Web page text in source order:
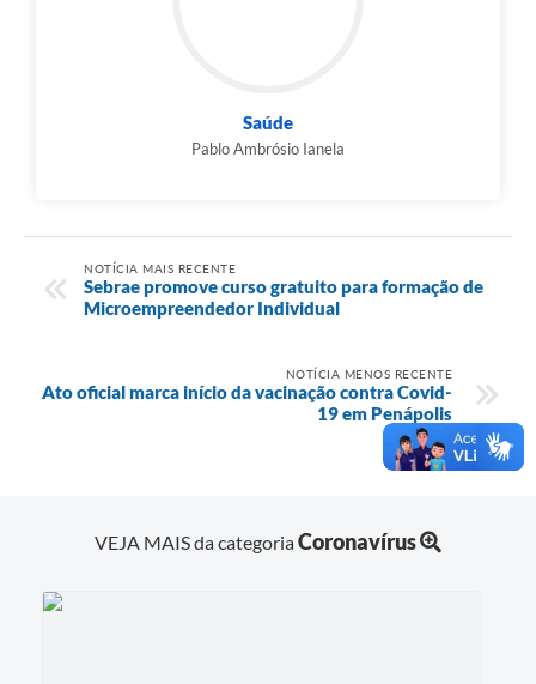
Saúde
Pablo Ambrósio Ianela
NOTÍCIA MAIS RECENTE
Sebrae promove curso gratuito para formação de
Microempreendedor Individual
NOTÍCIA MENOS RECENTE
Ato oficial marca início da vacinação contra Covid-
19 em Penápolis
VEJA MAIS da categoriaCoronavírus